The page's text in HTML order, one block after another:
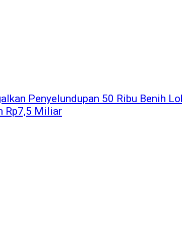
Penyelundupan 50 Ribu Benih
Rp7,5 Miliar